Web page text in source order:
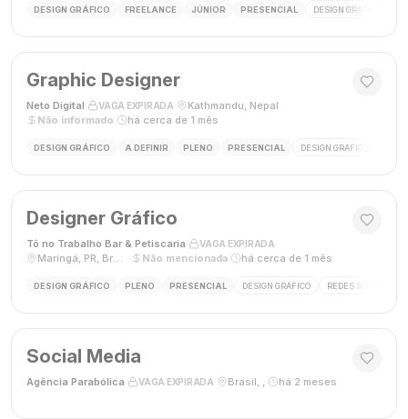
DESIGN GRÁFICO FREELANCE JÚNIOR PRESENCIAL DESIGN GRÁFICO
Graphic Designer
Neto Digital VAGA EXPIRADA Kathmandu, Nepal
Não informado
há cerca de 1 mês
DESIGN GRÁFICO A DEFINIR PLENO PRESENCIAL DESIGN GRÁFICO
Designer Gráfico
Tô no Trabalho Bar & Petiscaria VAGA EXPIRADA
Maringá, PR, Brasil
Não mencionada há cerca de 1 mês
DESIGN GRÁFICO PLENO PRESENCIAL DESIGN GRÁFICO REDES SOCIAIS
Social Media
Agência Parabólica VAGA EXPIRADA Brasil, , há 2 meses